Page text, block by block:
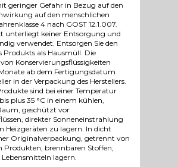
geringer Gefahr in Bezug auf den
auf den menschlichen
4 nach GOST 12.1.007.
unterliegt keiner Entsorgung und
verwendet. Entsorgen Sie den
Produkts als Hausmüll. Die
Konservierungsflüssigkeiten
ab dem Fertigungsdatum
in der Verpackung des Herstellers.
sind bei einer Temperatur
plus 35 °C in einem kühlen,
geschützt vor
direkter Sonneneinstrahlung
Heizgeräten zu lagern. In dicht
Originalverpackung, getrennt von
Produkten, brennbaren Stoffen,
Lebensmitteln lagern.